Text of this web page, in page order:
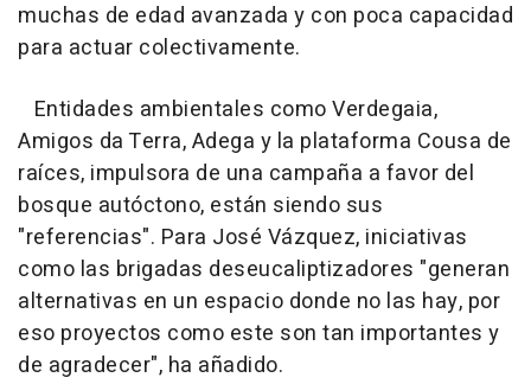
muchas de edad avanzada y con poca capacidad
para actuar colectivamente.
Entidades ambientales como Verdegaia,
Amigos da Terra, Adega y la plataforma Cousa de
raíces, impulsora de una campaña a favor del
bosque autóctono, están siendo sus
"referencias". Para José Vázquez, iniciativas
como las brigadas deseucaliptizadores "generan
alternativas en un espacio donde no las hay, por
eso proyectos como este son tan importantes y
de agradecer", ha añadido.